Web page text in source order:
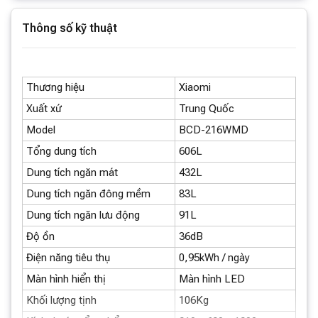
sang trọng
Tủ lạnh 4 cánh Xiaomi sử dụng kết cấu đá tự nhiên,
bằng việc sử dụng công nghệ ion cacbon nóng chảy
cùng với 9 lớp vật liệu được đánh bóng tinh xảo. Tạo
nên kết cấu đá thô có độ bóng tự nhiên và độ cứng cao,
hạn chế trầy xước.
Sở hữu thiết kế sang trọng tinh tế với tủ lạnh Mijia 606L
Ngoài ra bề mặt đá này còn kết hợp với kim loại cho
phép bạn có thể sử dụng nam châm trên bề mặt.
Thông số kỹ thuật
Thương hiệu
Xiaomi
Xuất xứ
Trung Quốc
Model
BCD-216WMD
Tổng dung tích
606L
Dung tích ngăn mát
432L
Dung tích ngăn đông mềm
83L
Dung tích ngăn lưu động
91L
Độ ồn
36dB
Điện năng tiêu thụ
0,95kWh / ngày
Màn hình hiển thị
Màn hình LED
Khối lượng tịnh
106Kg